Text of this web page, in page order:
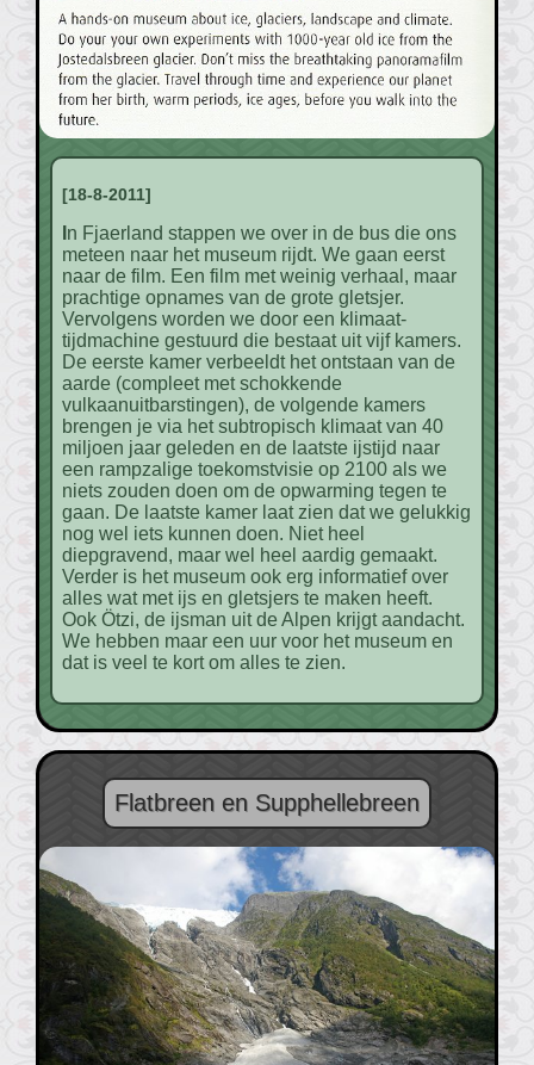
[18-8-2011]
meteen naar het museum rijdt. We gaan eerst
naar de film. Een film met weinig verhaal, maar
prachtige opnames van de grote gletsjer.
Vervolgens worden we door een klimaat-
tijdmachine gestuurd die bestaat uit vijf kamers.
De eerste kamer verbeeldt het ontstaan van de
aarde (compleet met schokkende
vulkaanuitbarstingen), de volgende kamers
brengen je via het subtropisch klimaat van 40
miljoen jaar geleden en de laatste ijstijd naar
een rampzalige toekomstvisie op 2100 als we
niets zouden doen om de opwarming tegen te
gaan. De laatste kamer laat zien dat we gelukkig
nog wel iets kunnen doen. Niet heel
diepgravend, maar wel heel aardig gemaakt.
Verder is het museum ook erg informatief over
alles wat met ijs en gletsjers te maken heeft.
Ook Ötzi, de ijsman uit de Alpen krijgt aandacht.
We hebben maar een uur voor het museum en
dat is veel te kort om alles te zien.
Flatbreen en Supphellebreen